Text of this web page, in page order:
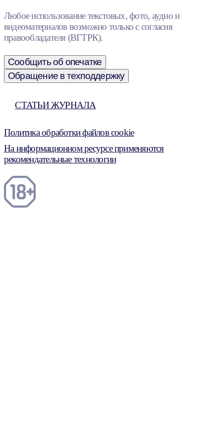
Любое использование текстовых, фото, аудио и
видеоматериалов возможно только с согласия
правообладателя (ВГТРК).
Сообщить об опечатке
Обращение в техподдержку
СТАТЬИ ЖУРНАЛА
Политика обработки файлов cookie
На информационном ресурсе применяются
рекомендательные технологии